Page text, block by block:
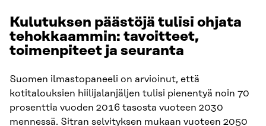
Kulutuksen päästöjä tulisi ohjata
tehokkaammin: tavoitteet,
toimenpiteet ja seuranta
Suomen ilmastopaneeli on arvioinut, että
kotitalouksien hiilijalanjäljen tulisi pienentyä noin 70
prosenttia vuoden 2016 tasosta vuoteen 2030
mennessä. Sitran selvityksen mukaan vuoteen 2050